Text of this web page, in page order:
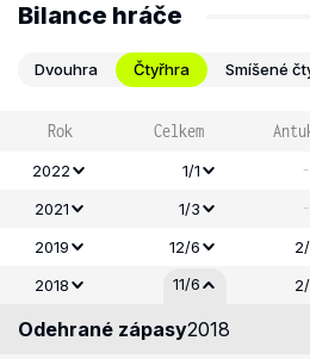
Bilance hráče
Dvouhra Čtyřhra Smíšené
Rok Celkem
2022 1/1 -
2021 1/3 -
2019 12/6
2018
11/6
Odehrané zápasy2018